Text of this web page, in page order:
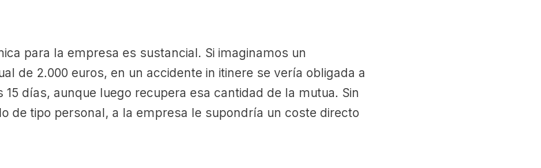
para la empresa es sustancial. Si imaginamos un
de 2.000 euros, en un accidente in itinere se vería obligada a
días, aunque luego recupera esa cantidad de la mutua. Sin
de tipo personal, a la empresa le supondría un coste directo